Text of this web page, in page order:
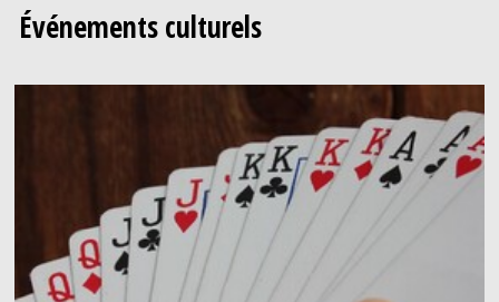
Événements culturels